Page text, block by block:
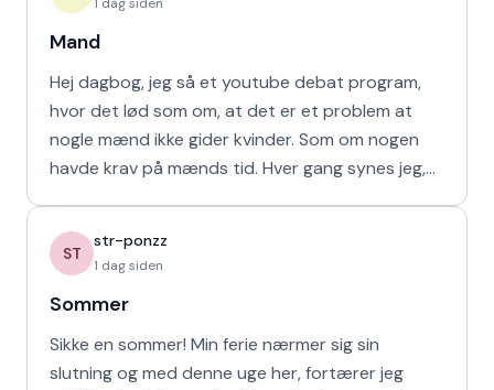
Mand
Hej dagbog, jeg så et youtube debat program,
hvor det lød som om, at det er et problem at
nogle mænd ikke gider kvinder. Som om nogen
havde krav på mænds tid. Hver gang synes jeg,
ST
str-ponzz
1 dag siden
Sommer
Sikke en sommer! Min ferie nærmer sig sin
slutning og med denne uge her, fortærer jeg